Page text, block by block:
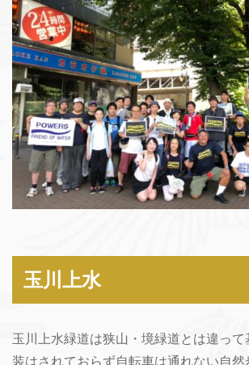
玉川上水
玉川上水緑道は狭山・境緑道とは違っ
装はされておらず自転車は通れない自然